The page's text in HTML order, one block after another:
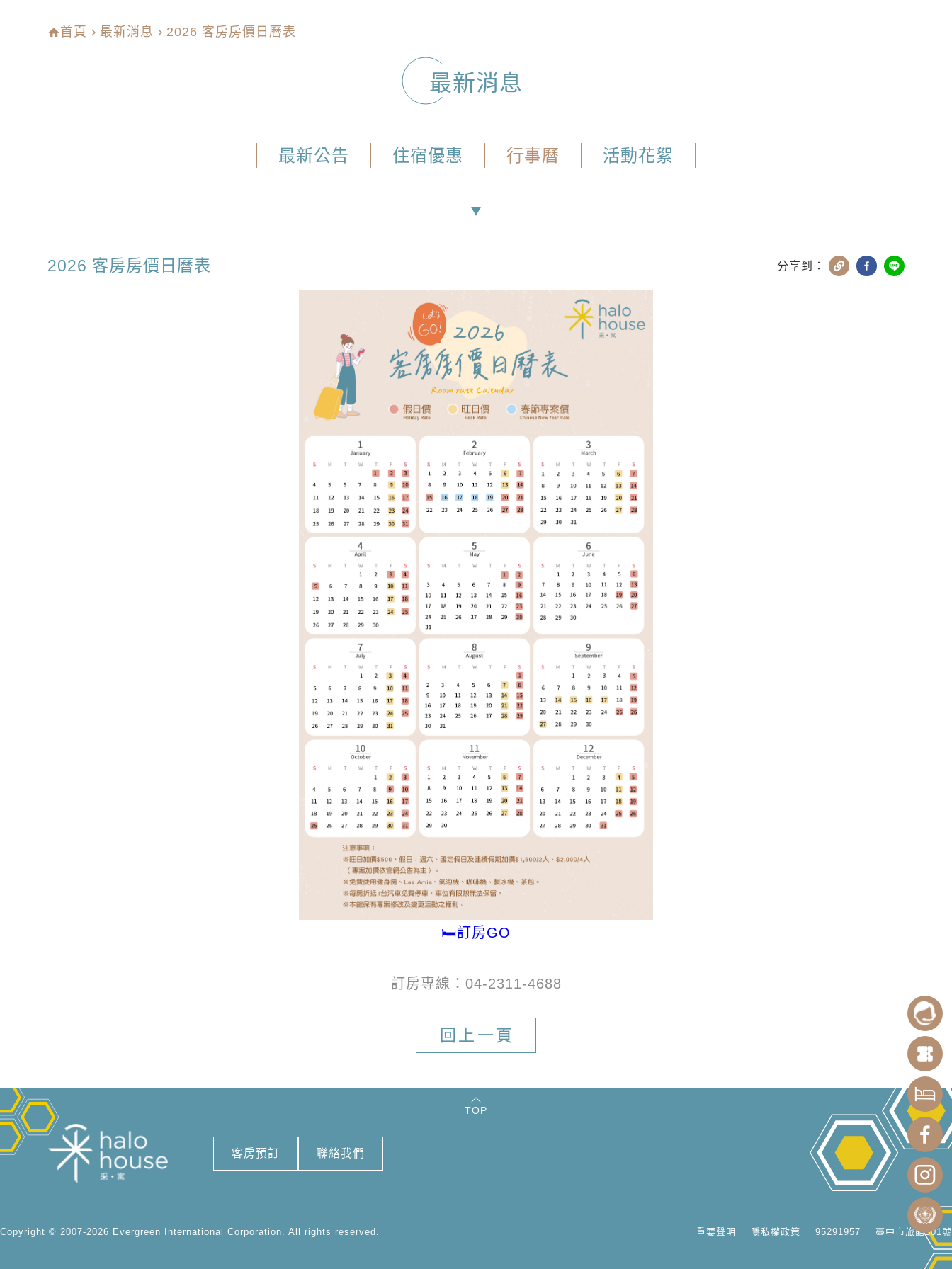
home首頁 navigate_next 最新消息 navigate_next 2026 客房房價日曆表
最新消息
最新公告 住宿優惠 行事曆 活動花絮
2026 客房房價日曆表 分享到：
🛏️訂房GO
訂房專線：04-2311-4688
回上一頁
TOP
客房預訂 聯絡我們
Copyright © 2007-2026 Evergreen International Corporation. All rights reserved. 重要聲明 隱私權政策 95291957 臺中市旅館501號